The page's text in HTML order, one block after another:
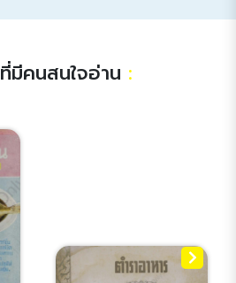
ที่มีคนสนใจอ่าน :